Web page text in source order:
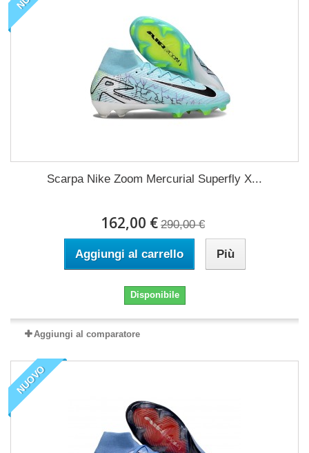
Scarpa Nike Zoom Mercurial Superfly X...
162,00 € 290,00 €
Aggiungi al carrello Più
Disponibile
Aggiungi al comparatore
NUOVO